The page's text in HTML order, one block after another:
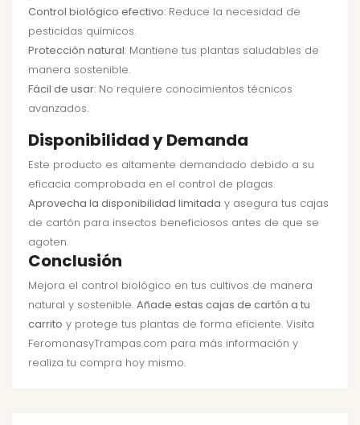
Control biológico efectivo: Reduce la necesidad de
pesticidas químicos.
Protección natural: Mantiene tus plantas saludables de
manera sostenible.
Fácil de usar: No requiere conocimientos técnicos
avanzados.
Disponibilidad y Demanda
Este producto es altamente demandado debido a su
eficacia comprobada en el control de plagas.
Aprovecha la disponibilidad limitada y asegura tus cajas
de cartón para insectos beneficiosos antes de que se
agoten.
Conclusión
Mejora el control biológico en tus cultivos de manera
natural y sostenible. Añade estas cajas de cartón a tu
carrito y protege tus plantas de forma eficiente. Visita
FeromonasyTrampas.com para más información y
realiza tu compra hoy mismo.